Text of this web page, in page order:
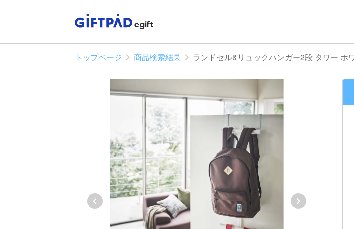
トップページ 商品検索結果 ランドセル&リュックハンガー2段 タワー ホ